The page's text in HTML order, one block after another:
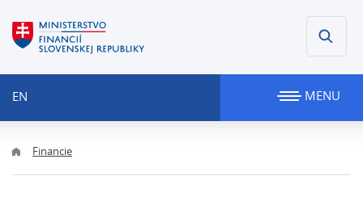
EN MENU
Financie